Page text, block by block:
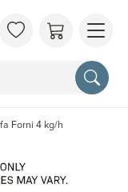
OM
FAQ
Forni 4 kg/h